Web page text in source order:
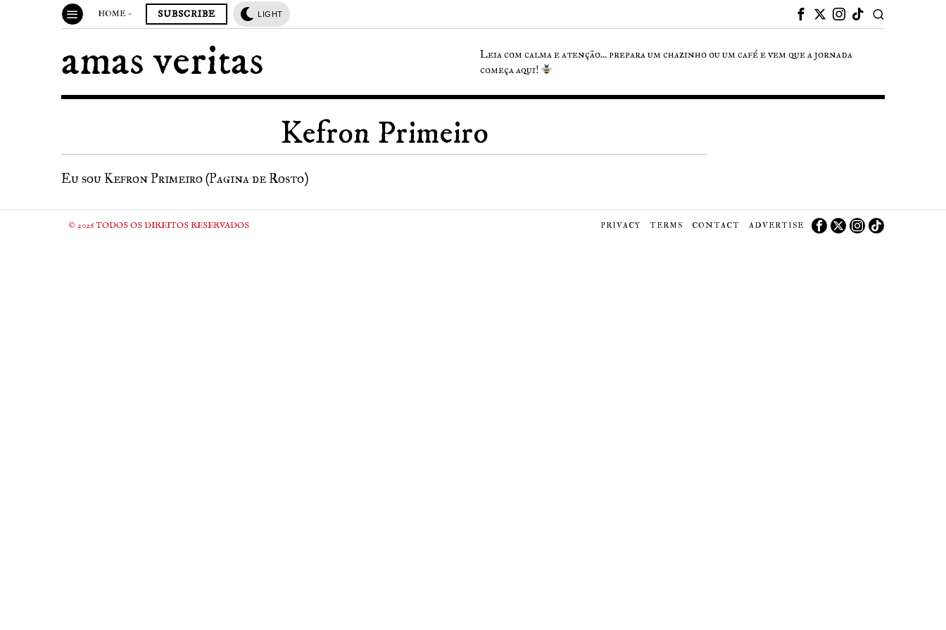
HOME SUBSCRIBE LIGHT
amas veritas
Leia com calma e atenção... prepara um chazinho ou um café e vem que a jornada
começa aqui!
Kefron Primeiro
Eu sou Kefron Primeiro (Pagina de Rosto)
© 2026 TODOS OS DIREITOS RESERVADOS PRIVACY TERMS CONTACT ADVERTISE